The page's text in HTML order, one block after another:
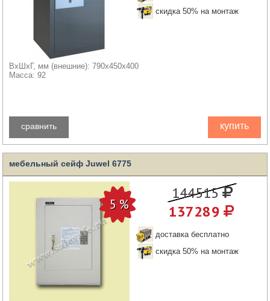
скидка 50% на монтаж
ВхШхГ, мм (внешние): 790x450x400
Масса: 92
купить
сравнить
мебельный сейф Juwel 6775
144515
137289
доставка бесплатно
скидка 50% на монтаж